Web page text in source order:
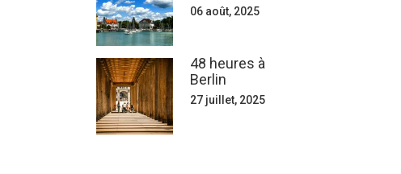
06 août, 2025
48 heures à
Berlin
27 juillet, 2025